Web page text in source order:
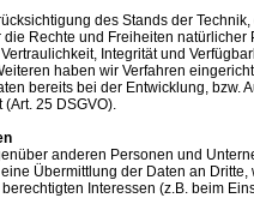
des Stands der
Rechte und Freiheiten
Integrität und
haben wir Verfahren
bereits bei der Entwicklung,
25 DSGVO).
anderen Personen und
Übermittlung der Daten an
Interessen (z.B. beim